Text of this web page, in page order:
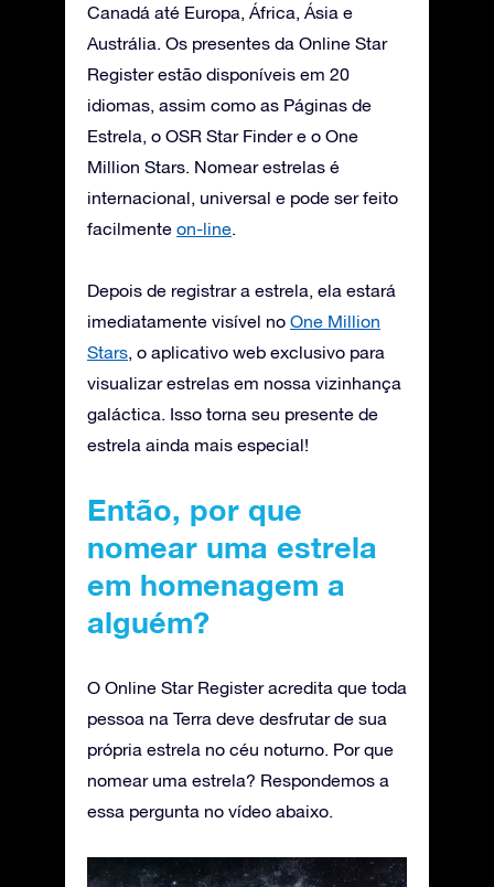
Canadá até Europa, África, Ásia e
Austrália. Os presentes da Online Star
Register estão disponíveis em 20
idiomas, assim como as Páginas de
Estrela, o OSR Star Finder e o One
Million Stars. Nomear estrelas é
internacional, universal e pode ser feito
facilmente on-line.
Depois de registrar a estrela, ela estará
imediatamente visível no One Million
Stars, o aplicativo web exclusivo para
visualizar estrelas em nossa vizinhança
galáctica. Isso torna seu presente de
estrela ainda mais especial!
Então, por que
nomear uma estrela
em homenagem a
alguém?
O Online Star Register acredita que toda
pessoa na Terra deve desfrutar de sua
própria estrela no céu noturno. Por que
nomear uma estrela? Respondemos a
essa pergunta no vídeo abaixo.